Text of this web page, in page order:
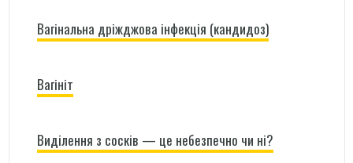
Вагінальна дріжджова інфекція (кандидоз)
Вагініт
Виділення з сосків — це небезпечно чи ні?